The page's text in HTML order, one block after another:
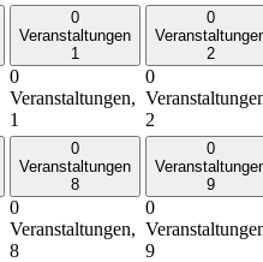
0
Veranstaltungen
1
0
Veranstaltungen,
1
0
2
0
2
0
Veranstaltungen
8
0
Veranstaltungen,
8
0
9
0
9